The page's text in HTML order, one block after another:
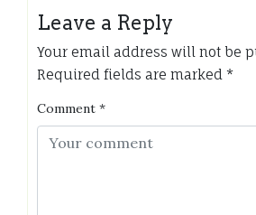
Leave a Reply
Your email address will not be
Required fields are marked *
Comment *